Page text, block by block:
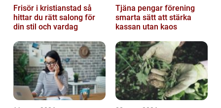
Frisör i kristianstad så
hittar du rätt salong för
din stil och vardag
Tjäna pengar förening
smarta sätt att stärka
kassan utan kaos